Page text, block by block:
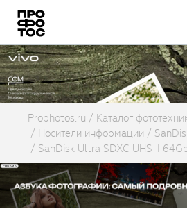
Prophotos.ru
Каталог
Носители информации
SanDisk Ultra SDXC UHS-I